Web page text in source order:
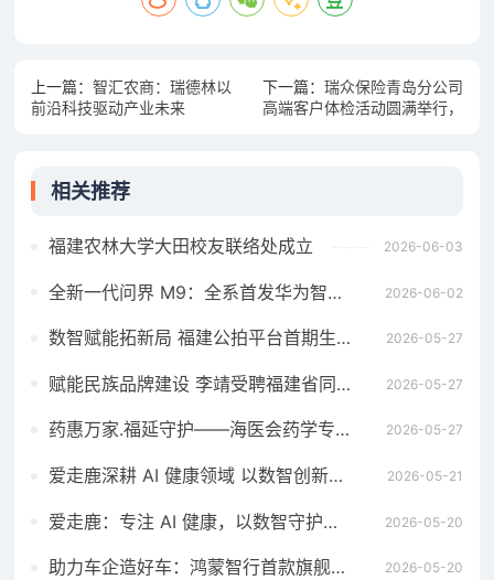
上一篇： 智汇农商：瑞德林以
前沿科技驱动产业未来
下一篇：瑞众保险青岛分公司
高端客户体检活动圆满举行，
相关推荐
福建农林大学大田校友联络处成立 2026-06-03
全新一代问界 M9：全系首发华为智擎全800V高压双碳化硅动力平台 2026-06-02
数智赋能拓新局 福建公拍平台首期生态招募宣贯会成功举办 2026-05-27
赋能民族品牌建设 李靖受聘福建省同心民族品牌发展研究院高级顾问 2026-05-27
药惠万家.福延守护——海医会药学专委会成立义诊暨母亲节慰问活动在福州举行 2026-05-27
爱走鹿深耕 AI 健康领域 以数智创新，赋能全民健康 2026-05-21
爱走鹿：专注 AI 健康，以数智守护全民日常健康生活 2026-05-20
助力车企造好车：鸿蒙智行首款旗舰MPV智界V9全系搭载华为智擎 2026-05-20